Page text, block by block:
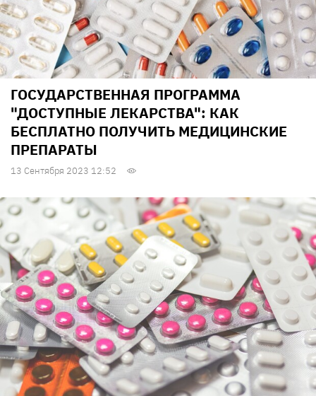
ГОСУДАРСТВЕННАЯ ПРОГРАММА
"ДОСТУПНЫЕ ЛЕКАРСТВА": КАК
БЕСПЛАТНО ПОЛУЧИТЬ МЕДИЦИНСКИЕ
ПРЕПАРАТЫ
13 Сентября 2023 12:52